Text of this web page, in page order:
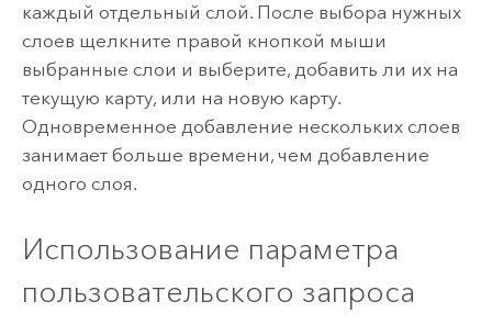
каждый отдельный слой. После выбора нужных
слоев щелкните правой кнопкой мыши
выбранные слои и выберите, добавить ли их на
текущую карту, или на новую карту.
Одновременное добавление нескольких слоев
занимает больше времени, чем добавление
одного слоя.
Использование параметра
пользовательского запроса